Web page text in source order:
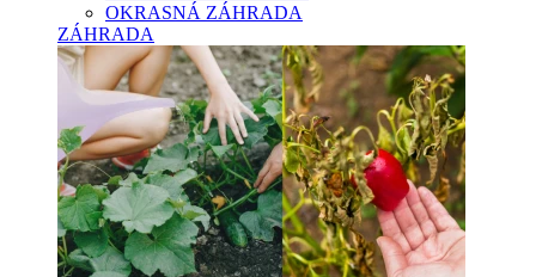
OKRASNÁ ZÁHRADA
ZÁHRADA